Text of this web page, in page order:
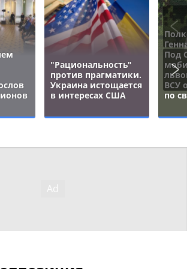
"Рациональность"
против прагматики.
Украина истощается
в интересах США
Под
ВСУ
по